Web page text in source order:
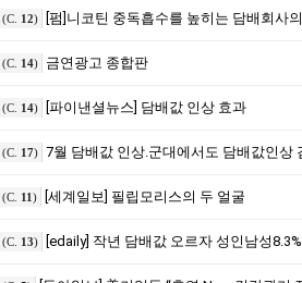
(C. 12) [펌]니코틴 중독흡수를 높히는 담배회사의 비밀
(C. 14) 금연광고 종합판
(C. 14) [파이낸셜뉴스] 담배값 인상 효과
(C. 17) 7월 담배값 인상.군대에서도 담배값인상
(C. 11) [세계일보] 필립모리스의 두 얼굴
(C. 13) [edaily] 작년 담배값 오르자 성인남성8.3% `끊었